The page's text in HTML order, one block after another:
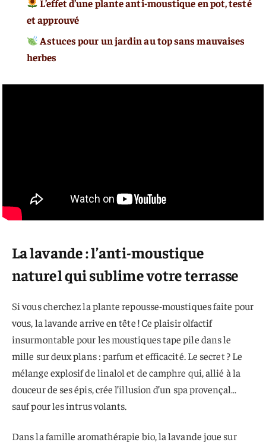
L’effet d’une plante anti-moustique en pot, testé
et approuvé
Astuces pour un jardin au top sans mauvaises
herbes
La lavande : l’anti-moustique
naturel qui sublime votre terrasse
Si vous cherchez la plante repousse-moustiques faite pour
vous, la lavande arrive en tête ! Ce plaisir olfactif
insurmontable pour les moustiques tape pile dans le
mille sur deux plans : parfum et efficacité. Le secret ? Le
mélange explosif de linalol et de camphre qui, allié à la
douceur de ses épis, crée l’illusion d’un spa provençal…
sauf pour les intrus volants.
Dans la famille aromathérapie bio, la lavande joue sur